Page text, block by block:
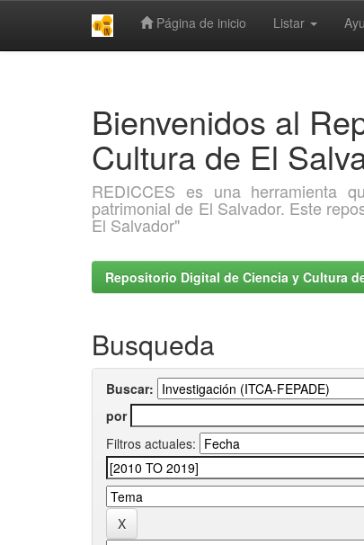
Página de inicio Listar
Bienvenidos al
Cultura de El
REDICCES es una herramienta
patrimonial de El Salvador. Este
El Salvador"
Repositorio Digital de Ciencia y Cultura
Busqueda
Buscar:
por
Filtros actuales: